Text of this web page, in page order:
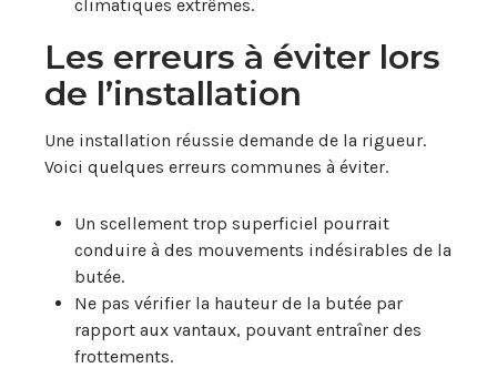
climatiques extrêmes.
Les erreurs à éviter lors
de l’installation
Une installation réussie demande de la rigueur.
Voici quelques erreurs communes à éviter.
Un scellement trop superficiel pourrait
conduire à des mouvements indésirables de la
butée.
Ne pas vérifier la hauteur de la butée par
rapport aux vantaux, pouvant entraîner des
frottements.